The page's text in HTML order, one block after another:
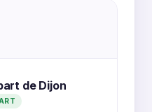
de Dijon